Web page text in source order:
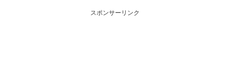
信用残高・逆日歩の確認もでき
る。大量保有者リンク先は、情
(注意喚起・申込停止)など、空売
り関連情報を集計し、図解でわ
スポンサーリンク